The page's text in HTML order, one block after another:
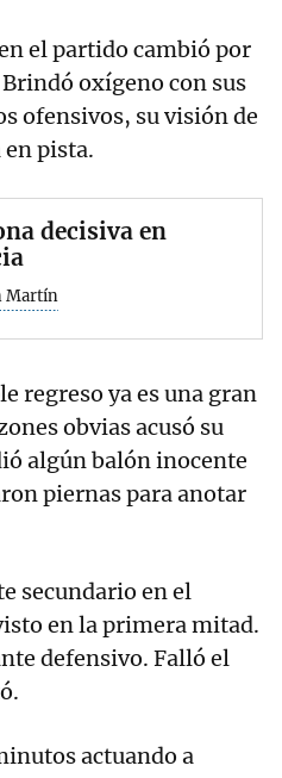
el partido cambió por
oxígeno con sus
ofensivos, su visión de
pista.
decisiva en
Martín
regreso ya es una gran
obvias acusó su
algún balón inocente
piernas para anotar
secundario en el
en la primera mitad.
defensivo. Falló el
actuando a